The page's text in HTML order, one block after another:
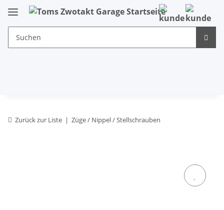
Zurück zur Liste Züge / Nippel / Stellschrauben